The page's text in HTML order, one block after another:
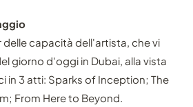
delle capacità dell'artista, che vi
giorno d'oggi in Dubai, alla vista
in 3 atti: Sparks of Inception; The
From Here to Beyond.